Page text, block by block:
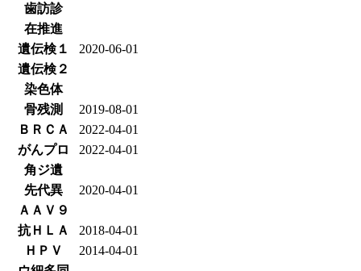
歯訪診
在推進
遺伝検１
2020-06-01
遺伝検２
染色体
骨残測
2019-08-01
ＢＲＣＡ
2022-04-01
がんプロ
2022-04-01
角ジ遺
先代異
2020-04-01
ＡＡＶ９
抗ＨＬＡ
2018-04-01
ＨＰＶ
2014-04-01